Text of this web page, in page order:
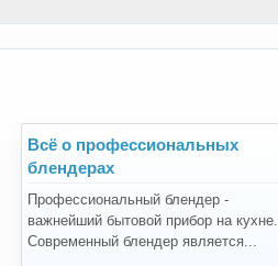
Всё о профессиональных
блендерах
Профессиональный блендер -
важнейший бытовой прибор на кухне.
Современный блендер является...